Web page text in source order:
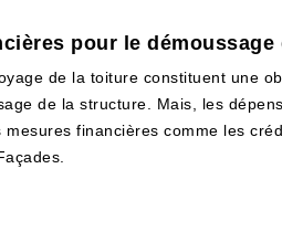
pour le
de la toiture constituent une
de la structure. Mais, les
mesures financières comme les